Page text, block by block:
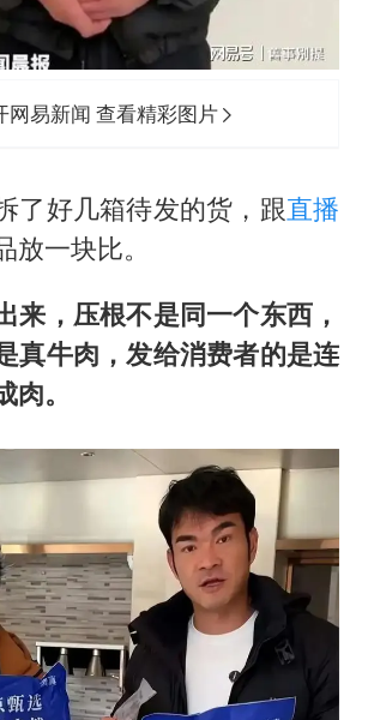
网易新闻 查看精彩图片
了好几箱待发的货，跟直播
放一块比。
来，压根不是同一个东西，
真牛肉，发给消费者的是连
。